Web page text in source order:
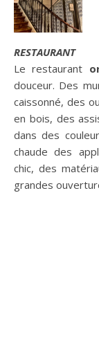
RESTAURANT
Le restaurant
douceur. Des
caissonné, des
en bois, des
dans des
chaude des
chic, des
grandes